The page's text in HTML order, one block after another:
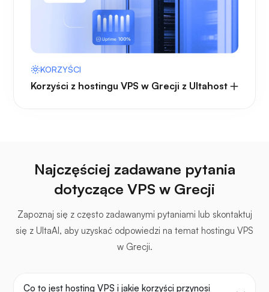
KORZYŚCI
Korzyści z hostingu VPS w Grecji z Ultahost
Najczęściej zadawane pytania
dotyczące VPS w Grecji
Zapoznaj się z często zadawanymi pytaniami lub skontaktuj
się z UltaAI, aby uzyskać odpowiedzi na temat hostingu VPS
w Grecji.
Co to jest hosting VPS i jakie korzyści przynosi